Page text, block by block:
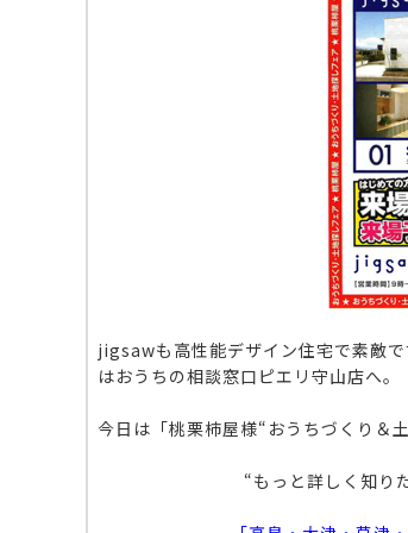
jigsawも高性能デザイン住宅で素敵で
はおうちの相談窓口ピエリ守山店へ。
今日は「桃栗柿屋様“おうちづくり＆
“もっと詳しく知り